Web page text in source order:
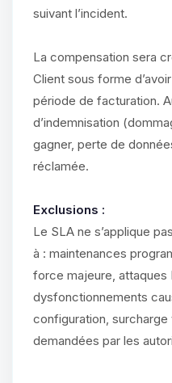
suivant l’incident.
La compensation sera
Client sous forme
période de facturation.
d’indemnisation
gagner, perte de
réclamée.
Exclusions :
Le SLA ne s’applique
à : maintenances
force majeure, attaques
dysfonctionnements
configuration,
demandées par les